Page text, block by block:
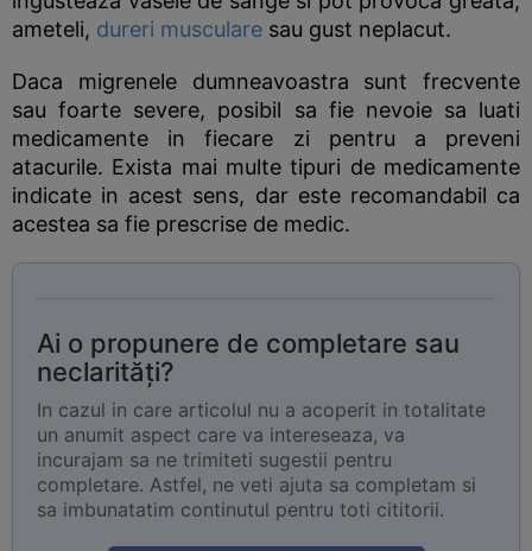
ameteli, dureri musculare sau gust neplacut.
Daca migrenele dumneavoastra sunt frecvente
sau foarte severe, posibil sa fie nevoie sa luati
medicamente in fiecare zi pentru a preveni
atacurile. Exista mai multe tipuri de medicamente
indicate in acest sens, dar este recomandabil ca
acestea sa fie prescrise de medic.
Ai o propunere de completare sau
neclarități?
In cazul in care articolul nu a acoperit in totalitate
un anumit aspect care va intereseaza, va
incurajam sa ne trimiteti sugestii pentru
completare. Astfel, ne veti ajuta sa completam si
sa imbunatatim continutul pentru toti cititorii.